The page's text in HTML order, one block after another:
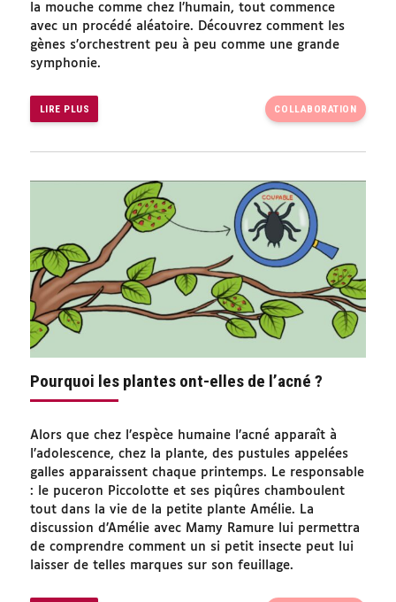
la mouche comme chez l’humain, tout commence
avec un procédé aléatoire. Découvrez comment les
gènes s’orchestrent peu à peu comme une grande
symphonie.
LIRE PLUS COLLABORATION
Pourquoi les plantes ont-elles de l’acné ?
Alors que chez l’espèce humaine l’acné apparaît à
l’adolescence, chez la plante, des pustules appelées
galles apparaissent chaque printemps. Le responsable
: le puceron Piccolotte et ses piqûres chamboulent
tout dans la vie de la petite plante Amélie. La
discussion d’Amélie avec Mamy Ramure lui permettra
de comprendre comment un si petit insecte peut lui
laisser de telles marques sur son feuillage.